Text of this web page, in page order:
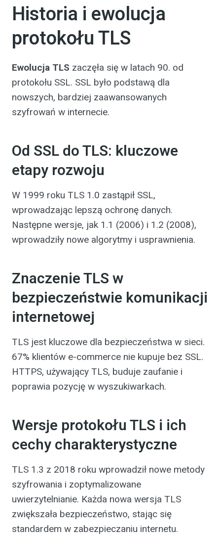
Historia i ewolucja
protokołu TLS
Ewolucja TLS zaczęła się w latach 90. od
protokołu SSL. SSL było podstawą dla
nowszych, bardziej zaawansowanych
szyfrowań w internecie.
Od SSL do TLS: kluczowe
etapy rozwoju
W 1999 roku TLS 1.0 zastąpił SSL,
wprowadzając lepszą ochronę danych.
Następne wersje, jak 1.1 (2006) i 1.2 (2008),
wprowadziły nowe algorytmy i usprawnienia.
Znaczenie TLS w
bezpieczeństwie komunikacji
internetowej
TLS jest kluczowe dla bezpieczeństwa w sieci.
67% klientów e-commerce nie kupuje bez SSL.
HTTPS, używający TLS, buduje zaufanie i
poprawia pozycję w wyszukiwarkach.
Wersje protokołu TLS i ich
cechy charakterystyczne
TLS 1.3 z 2018 roku wprowadził nowe metody
szyfrowania i zoptymalizowane
uwierzytelnianie. Każda nowa wersja TLS
zwiększała bezpieczeństwo, stając się
standardem w zabezpieczaniu internetu.